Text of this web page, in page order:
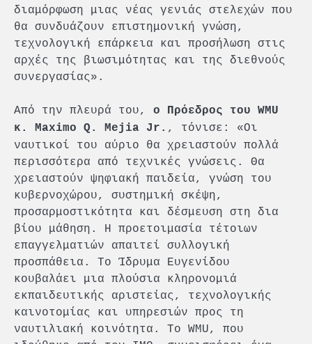
διαμόρφωση μιας νέας γενιάς στελεχών που
θα συνδυάζουν επιστημονική γνώση,
τεχνολογική επάρκεια και προσήλωση στις
αρχές της βιωσιμότητας και της διεθνούς
συνεργασίας».
Από την πλευρά του, ο Πρόεδρος του WMU
κ. Maximo Q. Mejia Jr. , τόνισε: «Οι
ναυτικοί του αύριο θα χρειαστούν πολλά
περισσότερα από τεχνικές γνώσεις. Θα
χρειαστούν ψηφιακή παιδεία, γνώση του
κυβερνοχώρου, συστημική σκέψη,
προσαρμοστικότητα και δέσμευση στη δια
βίου μάθηση. Η προετοιμασία τέτοιων
επαγγελματιών απαιτεί συλλογική
προσπάθεια. Το Ίδρυμα Ευγενίδου
κουβαλάει μια πλούσια κληρονομιά
εκπαιδευτικής αριστείας, τεχνολογικής
καινοτομίας και υπηρεσιών προς τη
ναυτιλιακή κοινότητα. Το WMU, που